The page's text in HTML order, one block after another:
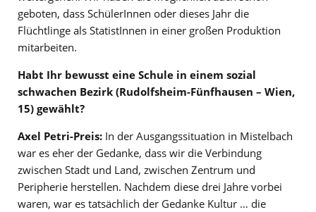
geboten, dass SchülerInnen oder dieses Jahr die
Flüchtlinge als StatistInnen in einer großen Produktion
mitarbeiten.
Habt Ihr bewusst eine Schule in einem sozial
schwachen Bezirk (Rudolfsheim-Fünfhausen – Wien,
15) gewählt?
Axel Petri-Preis: In der Ausgangssituation in Mistelbach
war es eher der Gedanke, dass wir die Verbindung
zwischen Stadt und Land, zwischen Zentrum und
Peripherie herstellen. Nachdem diese drei Jahre vorbei
waren, war es tatsächlich der Gedanke Kultur … die